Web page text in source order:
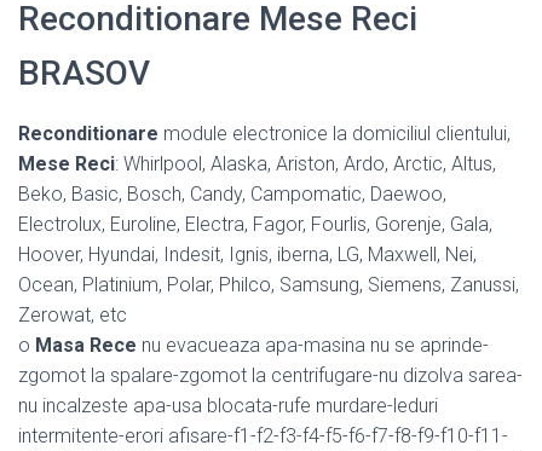
Reconditionare Mese Reci
BRASOV
Reconditionare module electronice la domiciliul clientului,
Mese Reci: Whirlpool, Alaska, Ariston, Ardo, Arctic, Altus,
Beko, Basic, Bosch, Candy, Campomatic, Daewoo,
Electrolux, Euroline, Electra, Fagor, Fourlis, Gorenje, Gala,
Hoover, Hyundai, Indesit, Ignis, iberna, LG, Maxwell, Nei,
Ocean, Platinium, Polar, Philco, Samsung, Siemens, Zanussi,
Zerowat, etc
o Masa Rece nu evacueaza apa-masina nu se aprinde-
zgomot la spalare-zgomot la centrifugare-nu dizolva sarea-
nu incalzeste apa-usa blocata-rufe murdare-leduri
intermitente-erori afisare-f1-f2-f3-f4-f5-f6-f7-f8-f9-f10-f11-